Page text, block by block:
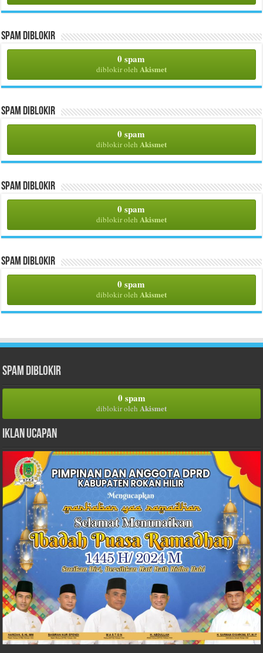
Spam Diblokir
0 spam
diblokir oleh Akismet
Spam Diblokir
0 spam
diblokir oleh Akismet
Spam Diblokir
0 spam
diblokir oleh Akismet
Spam Diblokir
0 spam
diblokir oleh Akismet
Spam Diblokir
0 spam
diblokir oleh Akismet
Iklan Ucapan